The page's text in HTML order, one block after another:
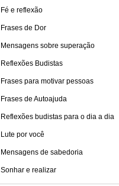
Fé e reflexão
Frases de Dor
Mensagens sobre superação
Reflexões Budistas
Frases para motivar pessoas
Frases de Autoajuda
Reflexões budistas para o dia a dia
Lute por você
Mensagens de sabedoria
Sonhar e realizar